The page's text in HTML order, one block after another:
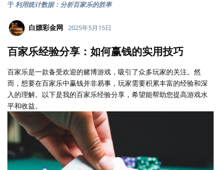
于利用统计数据：分析百家乐的胜率
白嫖彩金网 2025年5月15日
百家乐经验分享：如何赢钱的实用技巧
百家乐是一款备受欢迎的赌博游戏，吸引了众多玩家的关注。然
而，想要在百家乐中赢钱并非易事，玩家需要积累丰富的经验和深
入的理解。以下是我的百家乐经验分享，希望能帮助您提高游戏水
平和收益。